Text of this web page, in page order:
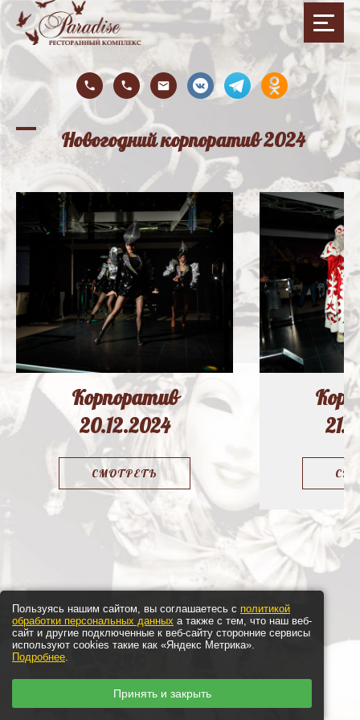
Пользуясь нашим сайтом, вы соглашаетесь с политикой
обработки персональных данных а также с тем, что наш веб-
сайт и другие подключенные к веб-сайту сторонние сервисы
используют cookies такие как «Яндекс Метрика».
Подробнее.
Принять и закрыть
Новогодний корпоратив 2024
Корпоратив
20.12.2024
СМОТРЕТЬ